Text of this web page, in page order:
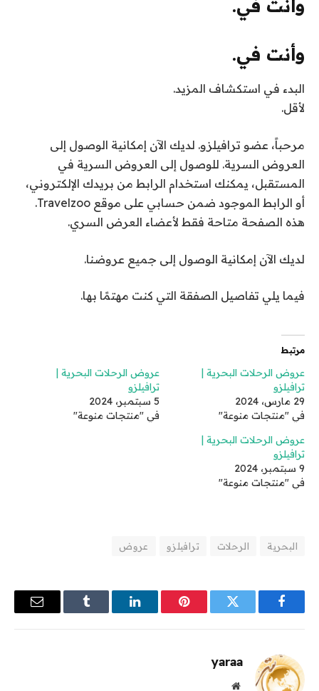
وأنت في.
وأنت في.
البدء في استكشاف المزيد.
لأقل.
مرحباً، عضو ترافيلزو. لديك الآن إمكانية الوصول إلى
العروض السرية. للوصول إلى العروض السرية في
المستقبل، يمكنك استخدام الرابط من بريدك الإلكتروني،
أو الرابط الموجود ضمن حسابي على موقع Travelzoo.
هذه الصفحة متاحة فقط لأعضاء العرض السري.
لديك الآن إمكانية الوصول إلى جميع عروضنا.
فيما يلي تفاصيل الصفقة التي كنت مهتمًا بها.
مرتبط
عروض الرحلات البحرية |
ترافيلزو
29 مارس، 2024
في "منتجات منوعة"
عروض الرحلات البحرية |
ترافيلزو
5 سبتمبر، 2024
في "منتجات منوعة"
عروض الرحلات البحرية |
ترافيلزو
9 سبتمبر، 2024
في "منتجات منوعة"
البحرية الرحلات ترافيلزو عروض
فيسبوك تويتر بينتيريستلينكدإن Tumblr
البريد
yaraa
موقع